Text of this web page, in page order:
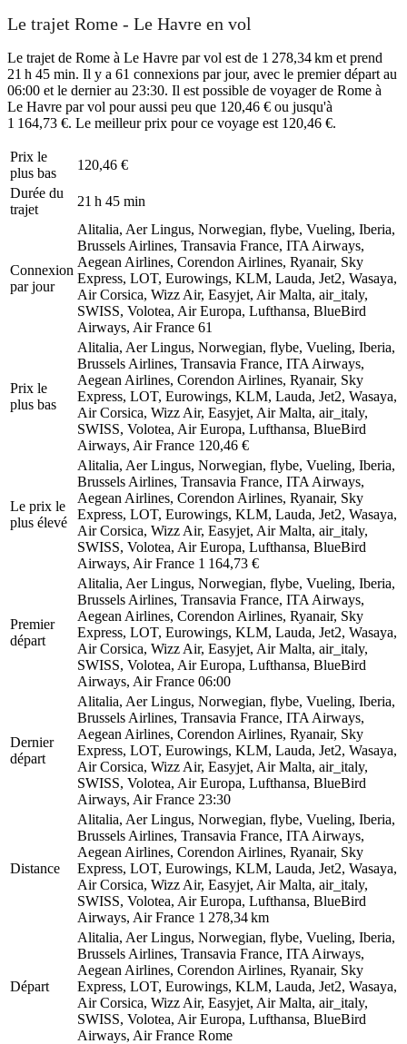
Le trajet Rome - Le Havre en vol
Le trajet de Rome à Le Havre par vol est de 1 278,34 km et prend
21 h 45 min. Il y a 61 connexions par jour, avec le premier départ au
06:00 et le dernier au 23:30. Il est possible de voyager de Rome à
Le Havre par vol pour aussi peu que 120,46 € ou jusqu'à
1 164,73 €. Le meilleur prix pour ce voyage est 120,46 €.
Prix ​​le
plus bas
120,46 €
Durée du
trajet
21 h 45 min
Connexion
par jour
Alitalia, Aer Lingus, Norwegian, flybe, Vueling, Iberia,
Brussels Airlines, Transavia France, ITA Airways,
Aegean Airlines, Corendon Airlines, Ryanair, Sky
Express, LOT, Eurowings, KLM, Lauda, Jet2, Wasaya,
Air Corsica, Wizz Air, Easyjet, Air Malta, air_italy,
SWISS, Volotea, Air Europa, Lufthansa, BlueBird
Airways, Air France 61
Prix ​​le
plus bas
Alitalia, Aer Lingus, Norwegian, flybe, Vueling, Iberia,
Brussels Airlines, Transavia France, ITA Airways,
Aegean Airlines, Corendon Airlines, Ryanair, Sky
Express, LOT, Eurowings, KLM, Lauda, Jet2, Wasaya,
Air Corsica, Wizz Air, Easyjet, Air Malta, air_italy,
SWISS, Volotea, Air Europa, Lufthansa, BlueBird
Airways, Air France 120,46 €
Le prix le
plus élevé
Alitalia, Aer Lingus, Norwegian, flybe, Vueling, Iberia,
Brussels Airlines, Transavia France, ITA Airways,
Aegean Airlines, Corendon Airlines, Ryanair, Sky
Express, LOT, Eurowings, KLM, Lauda, Jet2, Wasaya,
Air Corsica, Wizz Air, Easyjet, Air Malta, air_italy,
SWISS, Volotea, Air Europa, Lufthansa, BlueBird
Airways, Air France 1 164,73 €
Premier
départ
Alitalia, Aer Lingus, Norwegian, flybe, Vueling, Iberia,
Brussels Airlines, Transavia France, ITA Airways,
Aegean Airlines, Corendon Airlines, Ryanair, Sky
Express, LOT, Eurowings, KLM, Lauda, Jet2, Wasaya,
Air Corsica, Wizz Air, Easyjet, Air Malta, air_italy,
SWISS, Volotea, Air Europa, Lufthansa, BlueBird
Airways, Air France 06:00
Dernier
départ
Alitalia, Aer Lingus, Norwegian, flybe, Vueling, Iberia,
Brussels Airlines, Transavia France, ITA Airways,
Aegean Airlines, Corendon Airlines, Ryanair, Sky
Express, LOT, Eurowings, KLM, Lauda, Jet2, Wasaya,
Air Corsica, Wizz Air, Easyjet, Air Malta, air_italy,
SWISS, Volotea, Air Europa, Lufthansa, BlueBird
Airways, Air France 23:30
Distance
Alitalia, Aer Lingus, Norwegian, flybe, Vueling, Iberia,
Brussels Airlines, Transavia France, ITA Airways,
Aegean Airlines, Corendon Airlines, Ryanair, Sky
Express, LOT, Eurowings, KLM, Lauda, Jet2, Wasaya,
Air Corsica, Wizz Air, Easyjet, Air Malta, air_italy,
SWISS, Volotea, Air Europa, Lufthansa, BlueBird
Airways, Air France 1 278,34 km
Départ
Alitalia, Aer Lingus, Norwegian, flybe, Vueling, Iberia,
Brussels Airlines, Transavia France, ITA Airways,
Aegean Airlines, Corendon Airlines, Ryanair, Sky
Express, LOT, Eurowings, KLM, Lauda, Jet2, Wasaya,
Air Corsica, Wizz Air, Easyjet, Air Malta, air_italy,
SWISS, Volotea, Air Europa, Lufthansa, BlueBird
Airways, Air France Rome